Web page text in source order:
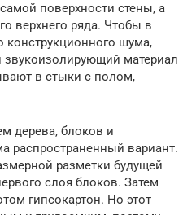
поверхности стены, а
верхнего ряда. Чтобы в
шума,
материал
в стыки с полом,
дерева, блоков и
распространенный вариант.
разметки будущей
слоя блоков. Затем
гипсокартон. Но этот